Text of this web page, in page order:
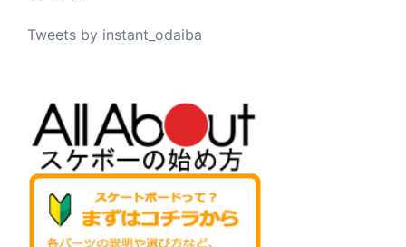
Tweets by instant_odaiba